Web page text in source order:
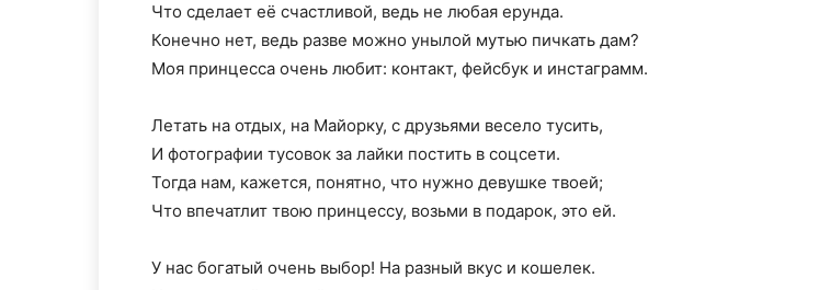
Что сделает её счастливой, ведь не любая ерунда.
Конечно нет, ведь разве можно унылой мутью пичкать дам?
Моя принцесса очень любит: контакт, фейсбук и инстаграмм.
Летать на отдых, на Майорку, с друзьями весело тусить,
И фотографии тусовок за лайки постить в соцсети.
Тогда нам, кажется, понятно, что нужно девушке твоей;
Что впечатлит твою принцессу, возьми в подарок, это ей.
У нас богатый очень выбор! На разный вкус и кошелек.